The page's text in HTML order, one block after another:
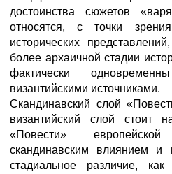
достоинства сюжетов
относятся, с точки
исторических
более архаичной стадии
фактически
византийскими источниками.
Скандинавский слой
византийский слой стоит
«Повести»
скандинавским влиянием и
стадиальное различие,